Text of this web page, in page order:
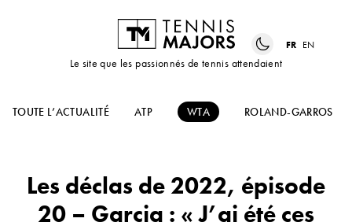
Le site que les passionnés de tennis attendaient
FR EN
TOUTE L’ACTUALITÉ ATP WTA ROLAND-GARROS
Les déclas de 2022, épisode
20 – Garcia : « J’ai été ces